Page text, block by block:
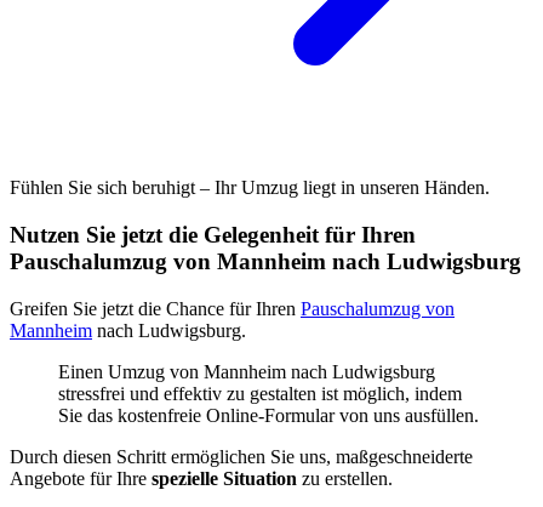
Fühlen Sie sich beruhigt – Ihr Umzug liegt in unseren Händen.
Nutzen Sie jetzt die Gelegenheit für Ihren
Pauschalumzug von Mannheim nach Ludwigsburg
Greifen Sie jetzt die Chance für Ihren Pauschalumzug von
Mannheim nach Ludwigsburg.
Einen Umzug von Mannheim nach Ludwigsburg
stressfrei und effektiv zu gestalten ist möglich, indem
Sie das kostenfreie Online-Formular von uns ausfüllen.
Durch diesen Schritt ermöglichen Sie uns, maßgeschneiderte
Angebote für Ihre spezielle Situation zu erstellen.